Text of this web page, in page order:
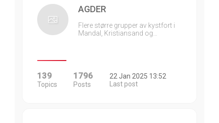
AGDER
Flere større grupper av kystfort i
Mandal, Kristiansand og…
139
Topics
1796
Posts
22 Jan 2025 13:52
Last post